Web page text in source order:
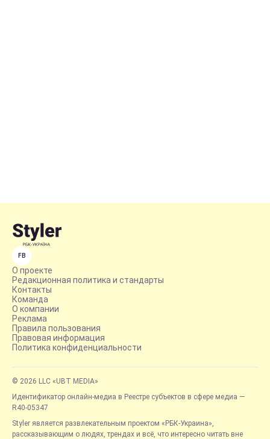
FB
О проекте
Редакционная политика и стандарты
Контакты
Команда
О компании
Реклама
Правила пользования
Правовая информация
Политика конфиденциальности
© 2026 LLC «UBT MEDIA»
Идентификатор онлайн-медиа в Реестре субъектов в сфере медиа —
R40-05347
Styler является развлекательным проектом «РБК-Украина»,
рассказывающим о людях, трендах и всё, что интересно читать вне